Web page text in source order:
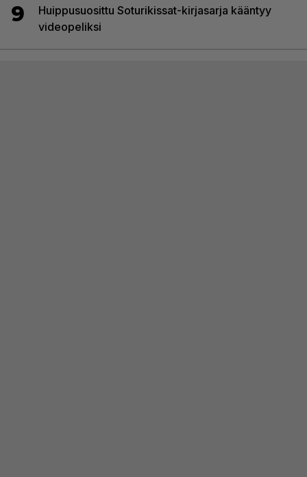
9
Huippusuosittu Soturikissat-kirjasarja kääntyy
videopeliksi